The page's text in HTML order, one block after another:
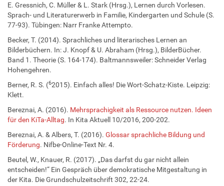
E. Gressnich, C. Müller & L. Stark (Hrsg.), Lernen durch Vorlesen.
Sprach- und Literaturerwerb in Familie, Kindergarten und Schule (S.
77-93). Tübingen: Narr Franke Attempto.
Becker, T. (2014). Sprachliches und literarisches Lernen an
Bilderbüchern. In: J. Knopf & U. Abraham (Hrsg.), BilderBücher.
Band 1. Theorie (S. 164-174). Baltmannsweiler: Schneider Verlag
Hohengehren.
Berner, R. S. (62015). Einfach alles! Die Wort-Schatz-Kiste. Leipzig:
Klett.
Bereznai, A. (2016). Mehrsprachigkeit als Ressource nutzen. Ideen
für den KiTa-Alltag. In Kita Aktuell 10/2016, 200-202.
Bereznai, A. & Albers, T. (2016). Glossar sprachliche Bildung und
Förderung. Nifbe-Online-Text Nr. 4.
Beutel, W., Knauer, R. (2017). „Das darfst du gar nicht allein
entscheiden!“ Ein Gespräch über demokratische Mitgestaltung in
der Kita. Die Grundschulzeitschrift 302, 22-24.